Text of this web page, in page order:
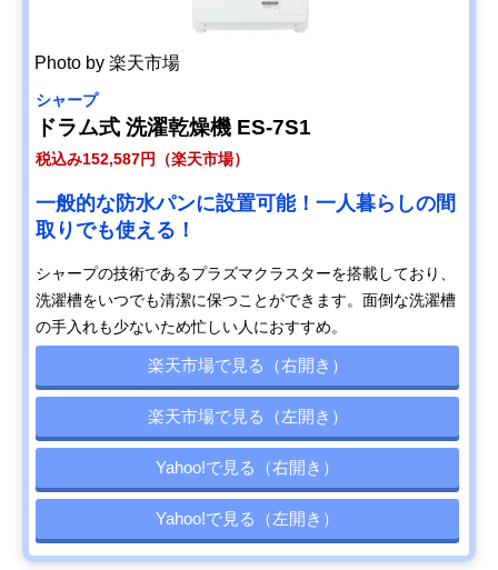
Photo by 楽天市場
シャープ
ドラム式 洗濯乾燥機 ES-7S1
税込み152,587円（楽天市場）
一般的な防水パンに設置可能！一人暮らしの間
取りでも使える！
シャープの技術であるプラズマクラスターを搭載しており、
洗濯槽をいつでも清潔に保つことができます。面倒な洗濯槽
の手入れも少ないため忙しい人におすすめ。
楽天市場で見る（右開き）
楽天市場で見る（左開き）
Yahoo!で見る（右開き）
Yahoo!で見る（左開き）